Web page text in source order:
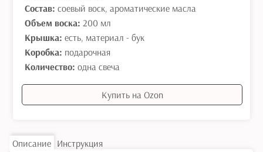
Состав:соевый воск, ароматические масла
Объем воска: 200 мл
Крышка:есть, материал - бук
Коробка: подарочная
Количество:одна свеча
Купить на Ozon
Описание Инструкция